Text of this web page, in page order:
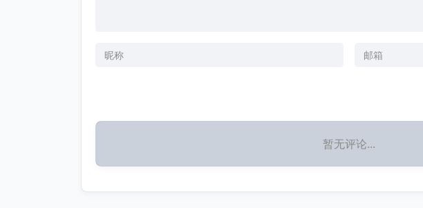
暂无评论...